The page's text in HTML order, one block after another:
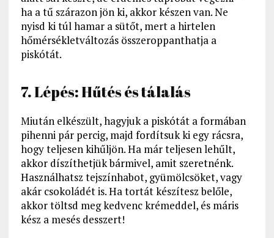
ha a tű szárazon jön ki, akkor készen van. Ne
nyisd ki túl hamar a sütőt, mert a hirtelen
hőmérsékletváltozás összeroppanthatja a
piskótát.
7. Lépés: Hűtés és tálalás
Miután elkészült, hagyjuk a piskótát a formában
pihenni pár percig, majd fordítsuk ki egy rácsra,
hogy teljesen kihűljön. Ha már teljesen lehűlt,
akkor díszíthetjük bármivel, amit szeretnénk.
Használhatsz tejszínhabot, gyümölcsöket, vagy
akár csokoládét is. Ha tortát készítesz belőle,
akkor töltsd meg kedvenc krémeddel, és máris
kész a mesés desszert!